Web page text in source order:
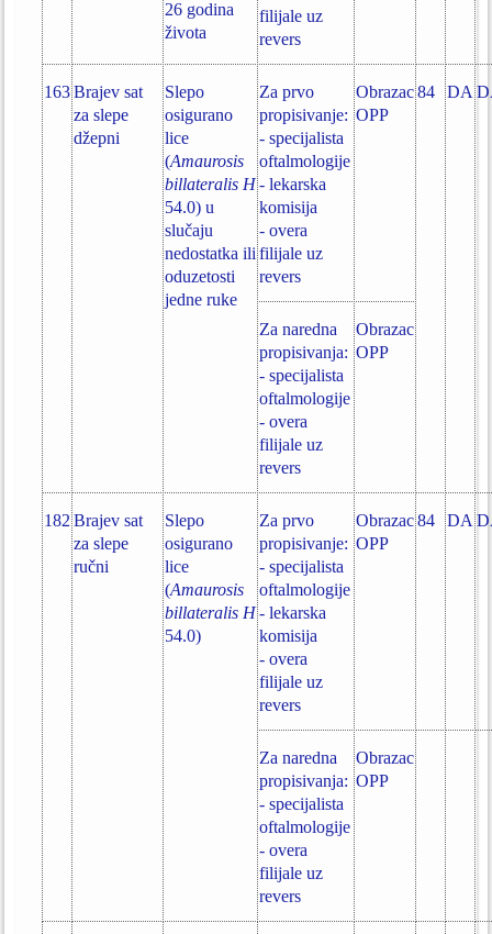
26 godina
života
filijale uz
revers
163 Brajev sat
za slepe
džepni
Slepo
osigurano
lice
(Amaurosis
billateralis H
54.0) u
slučaju
nedostatka ili
oduzetosti
jedne ruke
Za prvo
propisivanje:
- specijalista
oftalmologije
- lekarska
komisija
- overa
filijale uz
revers
Obrazac
OPP
84 DA
Za naredna
propisivanja:
- specijalista
oftalmologije
- overa
filijale uz
revers
Obrazac
OPP
182 Brajev sat
za slepe
ručni
Slepo
osigurano
lice
(Amaurosis
billateralis H
54.0)
Za prvo
propisivanje:
- specijalista
oftalmologije
- lekarska
komisija
- overa
filijale uz
revers
Obrazac
OPP
84 DA
Za naredna
propisivanja:
- specijalista
oftalmologije
- overa
filijale uz
revers
Obrazac
OPP